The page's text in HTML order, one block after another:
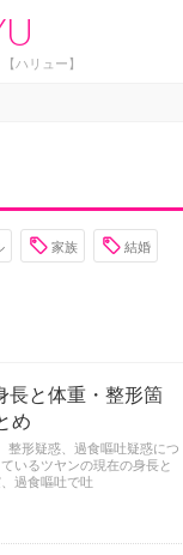
ハリュー】
家族 結婚
長と体重・整形箇
め
整形疑惑、過食嘔吐疑惑につ
いるツヤンの現在の身長と
過食嘔吐で吐